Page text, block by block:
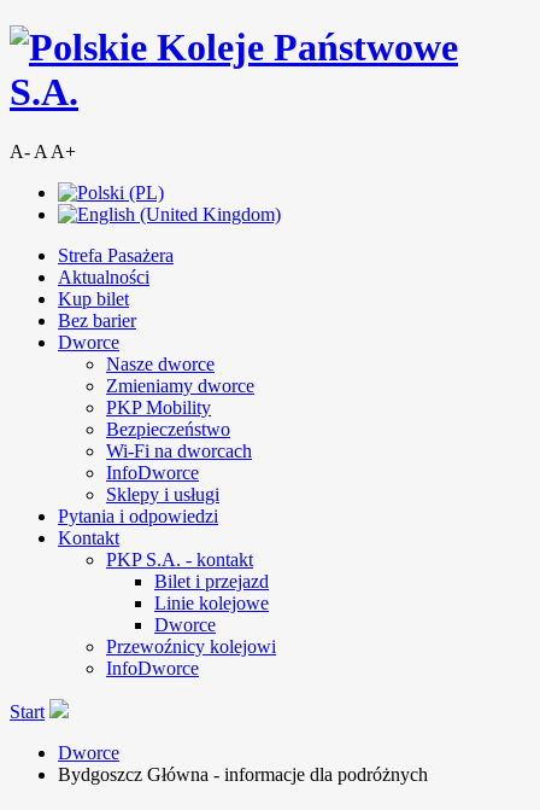
A- A A+
Strefa Pasażera
Aktualności
Kup bilet
Bez barier
Dworce
Nasze dworce
Zmieniamy dworce
PKP Mobility
Bezpieczeństwo
Wi-Fi na dworcach
InfoDworce
Sklepy i usługi
Pytania i odpowiedzi
Kontakt
PKP S.A. - kontakt
Bilet i przejazd
Linie kolejowe
Dworce
Przewoźnicy kolejowi
InfoDworce
Start
Dworce
Bydgoszcz Główna - informacje dla podróżnych